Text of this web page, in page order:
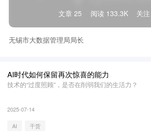
文章 25 阅读 133.3K 关
无锡市大数据管理局局长
AI时代如何保留再次惊喜的能力
技术的“过度照顾”，是否在削弱我们的生活力？
2025-07-14
AI 干货